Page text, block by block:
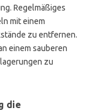
Regelmäßiges
mit einem
zu entfernen.
einem sauberen
zu
die